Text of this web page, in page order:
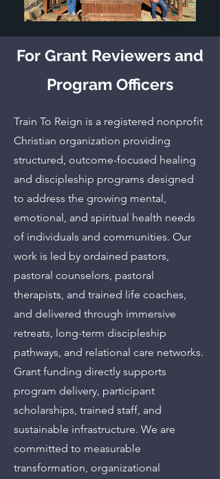
For Grant Reviewers and
Program Officers
Train To Reign is a registered nonprofit
Christian organization providing
structured, outcome-focused healing
and discipleship programs designed
to address the growing mental,
emotional, and spiritual health needs
of individuals and communities. Our
work is led by ordained pastors,
pastoral counselors, pastoral
therapists, and trained life coaches,
and delivered through immersive
retreats, long-term discipleship
pathways, and relational care networks.
Grant funding directly supports
program delivery, participant
scholarships, trained staff, and
sustainable infrastructure. We are
committed to measurable
transformation, organizational